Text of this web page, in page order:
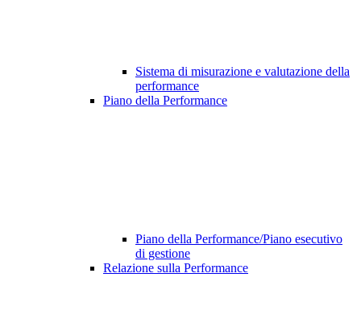
Sistema di misurazione e valutazione della
performance
Piano della Performance
Piano della Performance/Piano esecutivo
di gestione
Relazione sulla Performance